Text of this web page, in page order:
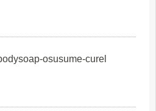
osusume-curel